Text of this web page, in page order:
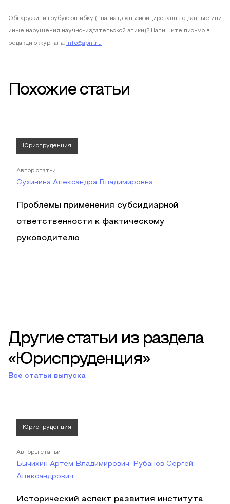
Обнаружили грубую ошибку (плагиат, фальсифицированные данные или
иные нарушения научно-издательской этики)? Напишите письмо в
редакцию журнала: info@apni.ru
Похожие статьи
Юриспруденция
Автор статьи
Сухинина Александра Владимировна
Проблемы применения субсидиарной
ответственности к фактическому
руководителю
Другие статьи из раздела
«Юриспруденция»
Все статьи выпуска
Юриспруденция
Авторы статьи
Бычихин Артем Владимирович, Рубанов Сергей
Александрович
Исторический аспект развития института